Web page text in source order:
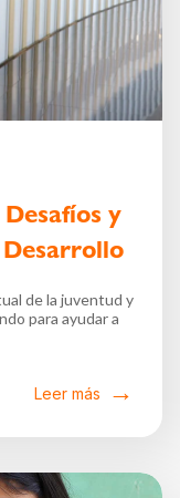
y
de la juventud y
para ayudar a
Leer más